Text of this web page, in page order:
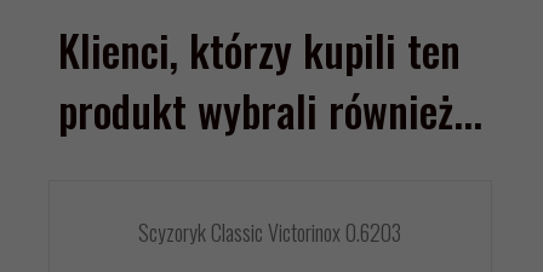
Klienci, którzy kupili ten
produkt wybrali również...
Scyzoryk Classic Victorinox 0.6203